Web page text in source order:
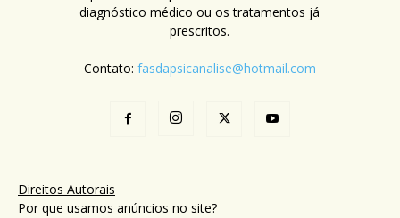
diagnóstico médico ou os tratamentos já
prescritos.
Contato: fasdapsicanalise@hotmail.com
Direitos Autorais
Por que usamos anúncios no site?